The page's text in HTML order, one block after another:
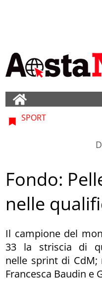
SPORT
Fondo:
nelle
Il campione del
33 la striscia di
nelle sprint di
Francesca Baudin e